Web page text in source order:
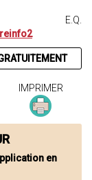
E.Q.
IMPRIMER
en